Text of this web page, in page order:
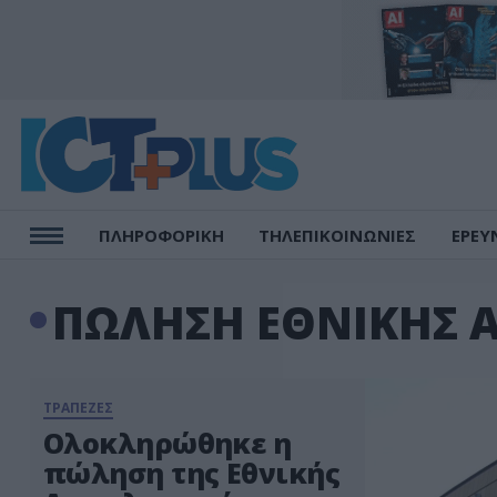
ΠΛΗΡΟΦΟΡΙΚΗ ΤΗΛΕΠΙΚΟΙΝΩΝΙΕΣ
ΠΩΛΗΣΗ ΕΘΝΙΚΗΣ
ΤΡΑΠΕΖΕΣ
Ολοκληρώθηκε η
πώληση της Εθνικής